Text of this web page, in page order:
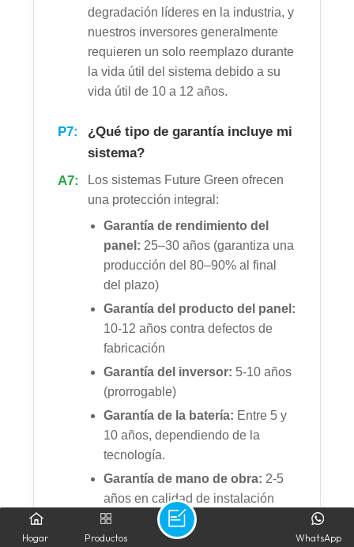
degradación líderes en la industria, y
nuestros inversores generalmente
requieren un solo reemplazo durante
la vida útil del sistema debido a su
vida útil de 10 a 12 años.
P7:
¿Qué tipo de garantía incluye mi
sistema?
A7:
Los sistemas Future Green ofrecen
una protección integral:
Garantía de rendimiento del
panel: 25–30 años (garantiza una
producción del 80–90% al final
del plazo)
Garantía del producto del panel:
10-12 años contra defectos de
fabricación
Garantía del inversor: 5-10 años
(prorrogable)
Garantía de la batería: Entre 5 y
10 años, dependiendo de la
tecnología.
Garantía de mano de obra: 2-5
años en calidad de instalación
Todas las garantías están
debidamente documentadas y
Hogar Productos WhatsApp